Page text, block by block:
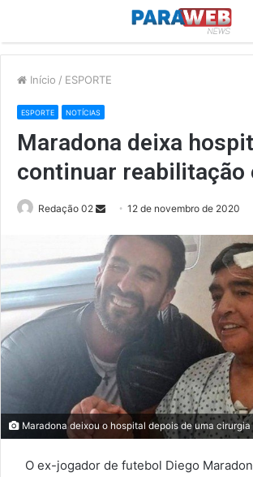
Início / ESPORTE
ESPORTE NOTÍCIAS
Maradona deixa
continuar reabilitação
Redação 02
Send
email
12 de novembro de 2020
Maradona deixou o hospital depois de uma
O ex-jogador de futebol Diego